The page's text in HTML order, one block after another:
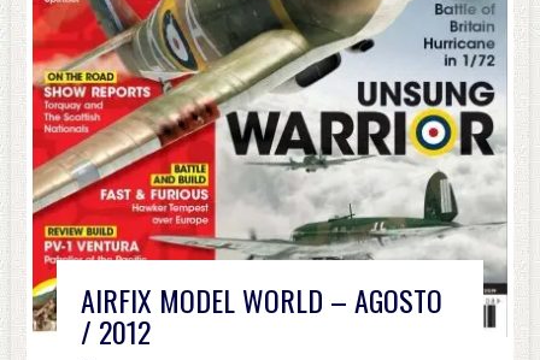
AIRFIX MODEL WORLD – AGOSTO
/ 2012